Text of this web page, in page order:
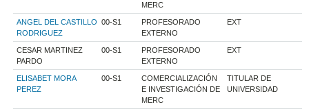
MERC
ANGEL DEL CASTILLO
RODRIGUEZ
00-S1
PROFESORADO
EXTERNO
EXT
CESAR MARTINEZ
PARDO
00-S1
PROFESORADO
EXTERNO
EXT
ELISABET MORA
PEREZ
00-S1
COMERCIALIZACIÓN
E INVESTIGACIÓN DE
MERC
TITULAR DE
UNIVERSIDAD